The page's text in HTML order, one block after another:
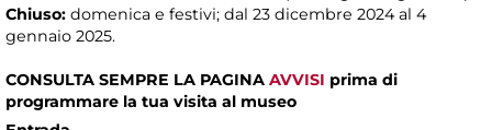
Chiuso: domenica e festivi; dal 23 dicembre 2024 al 4
gennaio 2025.
CONSULTA SEMPRE LA PAGINA AVVISI prima di
programmare la tua visita al museo